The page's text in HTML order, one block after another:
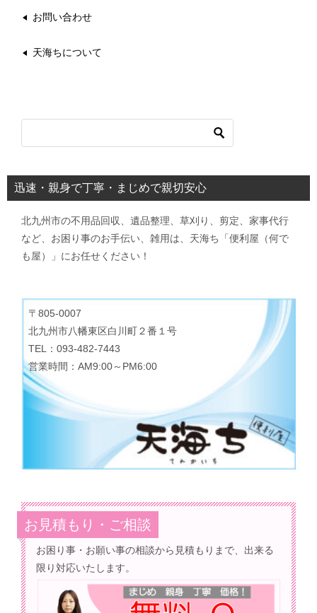
お問い合わせ
天海ちについて
迅速・親身で丁寧・まじめで親切安心
北九州市の不用品回収、遺品整理、草刈り、剪定、家事代行
など、お困り事のお手伝い、雑用は、天海ち「便利屋（何で
も屋）」にお任せください！
〒805-0007
北九州市八幡東区白川町２番１号
TEL：093-482-7443
営業時間：AM9:00～PM6:00
お見積もり・ご相談
お困り事・お願い事の相談から見積もりまで、出来る
限り対応いたします。